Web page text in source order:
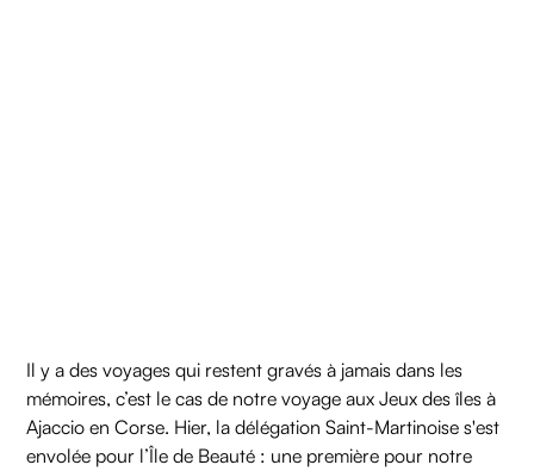
Il y a des voyages qui restent gravés à jamais dans les
mémoires, c’est le cas de notre voyage aux Jeux des îles à
Ajaccio en Corse. Hier, la délégation Saint-Martinoise s'est
envolée pour l’Île de Beauté : une première pour notre